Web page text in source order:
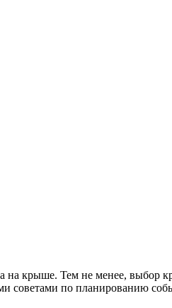
крыше. Тем не менее, выбор
советами по планированию